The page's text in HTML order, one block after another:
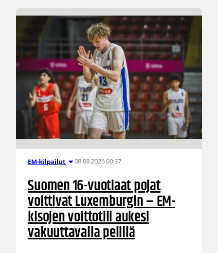
EM-kilpailut 08.08.2026 00:37
Suomen 16-vuotiaat pojat
voittivat Luxemburgin – EM-
kisojen voittotili aukesi
vakuuttavalla pelillä